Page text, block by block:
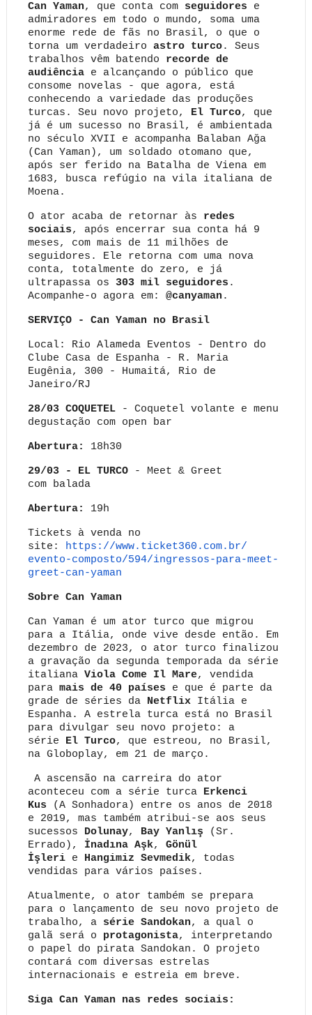
Can Yaman, que conta comseguidores e
admiradores em todo o mundo, soma uma
enorme rede de fãs no Brasil, o que o
torna um verdadeiro astro turco. Seus
trabalhos vêm batendo recorde de
audiênciae alcançando o público que
consome novelas - que agora, está
conhecendo a variedade das produções
turcas. Seu novo projeto, El Turco, que
já é um sucesso no Brasil, é ambientada
no século XVII e acompanha Balaban Ağa
(Can Yaman), um soldado otomano que,
após ser ferido na Batalha de Viena em
1683, busca refúgio na vila italiana de
Moena.
O ator acaba de retornar às redes
sociais, após encerrar sua conta há 9
meses, com mais de 11 milhões de
seguidores. Ele retorna com uma nova
conta, totalmente do zero, e já
ultrapassa os 303 mil seguidores .
Acompanhe-o agora em: @canyaman .
SERVIÇO - Can Yaman no Brasil
Local: Rio Alameda Eventos - Dentro do
Clube Casa de Espanha - R. Maria
Eugênia, 300 - Humaitá, Rio de
Janeiro/RJ
28/03 COQUETEL- Coquetel volante e menu
degustação com open bar
Abertura: 18h30
29/03 - EL TURCO- Meet & Greet
combalada
Abertura: 19h
Tickets à venda no
site:
https://www.ticket360.com.br/
evento-composto/594/ingressos-para-meet-
greet-can-yaman
Sobre Can Yaman
Can Yaman é um ator turco que migrou
para a Itália, onde vive desde então. Em
dezembro de 2023, o ator turco finalizou
a gravação da segunda temporada da série
italiana Viola Come Il Mare, vendida
paramais de 40 países e que é parte da
grade de séries da Netflix Itália e
Espanha. A estrela turca está no Brasil
para divulgar seu novo projeto: a
série El Turco, que estreou, no Brasil,
na Globoplay, em 21 de março.
A ascensão na carreira do ator
aconteceu com a série turca Erkenci
Kus
(A Sonhadora) entre os anos de 2018
e 2019, mas também atribui-se aos seus
sucessos Dolunay, Bay Yanlış
(Sr.
Errado ), İnadına Aşk, Gönül
İşleri e Hangimiz Sevmedik, todas
vendidas para vários países.
Atualmente, o ator também se prepara
para o lançamento de seu novo projeto de
trabalho, a série Sandokan, a qual o
galã será o protagonista, interpretando
o papel do pirata Sandokan. O projeto
contará com diversas estrelas
internacionais e estreia em breve.
Siga Can Yaman nas redes sociais: